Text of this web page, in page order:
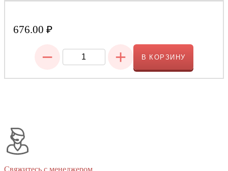
676.00 ₽
− + В КОРЗИНУ